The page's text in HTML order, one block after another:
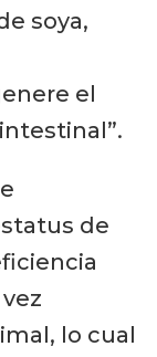
soya,
el
de
lo cual